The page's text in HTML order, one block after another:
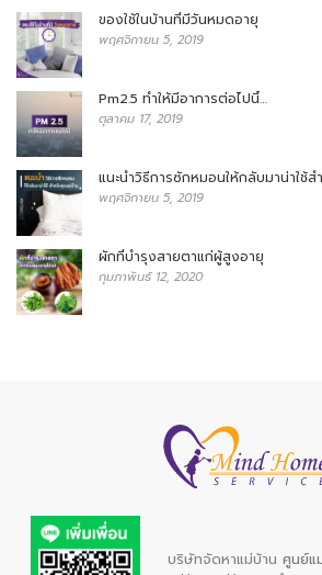
ของใช้ในบ้านที่มีวันหมดอายุ
พฤศจิกายน 5, 2019
Pm2.5 ทำให้มีอาการต่อไปนี้…
ตุลาคม 17, 2019
แนะนำวิธีการซักหมอนให้กลับมาน่าใช้
พฤศจิกายน 5, 2019
ผักที่บำรุงสายตาแก่ผู้สูงอายุ
กุมภาพันธ์ 12, 2020
บริษัทจัดหาแม่บ้าน ศูนย์แ